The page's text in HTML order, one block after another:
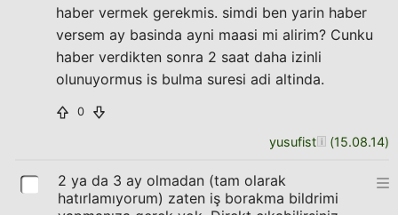
haber vermek gerekmis. simdi ben yarin haber
versem ay basinda ayni maasi mi alirim? Cunku
haber verdikten sonra 2 saat daha izinli
olunuyormus is bulma suresi adi altinda.
0
yusufist (15.08.14)
2 ya da 3 ay olmadan (tam olarak
hatırlamıyorum) zaten iş borakma bildrimi